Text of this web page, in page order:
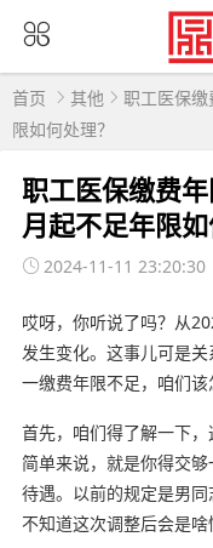
首页 其他
职工医保
限如何处理？
职工医保缴费
月起不足年限如
2024-11-11 23:20:30
哎呀，你听说了吗？从
发生变化。这事儿可是
一缴费年限不足，咱们该
首先，咱们得了解一下，
简单来说，就是你得交
待遇。以前的规定是男
不知道这次调整后会是啥